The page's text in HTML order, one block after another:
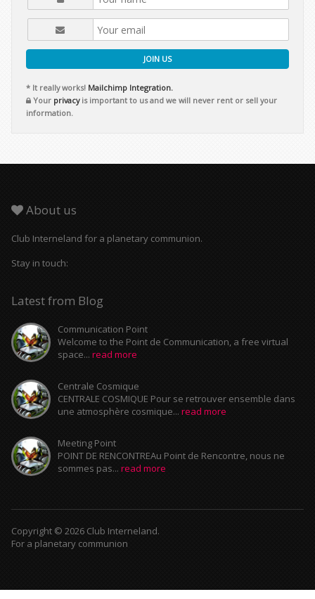
JOIN US
* It really works! Mailchimp Integration.
Your privacyis important to us and we will never rent or sell your
information.
About us
Club Interneland for a planetary communion.
Stay in touch:
Latest from Blog
Communication Point
Welcome to the Point de Communication, a free virtual
space... read more
Centrale Cosmique
CENTRALE COSMIQUE Pour se retrouver ensemble dans
une atmosphère cosmique... read more
Meeting Point
POINT DE RENCONTREAu Point de Rencontre, nous ne
sommes pas... read more
Copyright © 2026 Club Interneland.
For a planetary communion